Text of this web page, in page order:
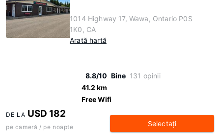
1014 Highway 17, Wawa, Ontario P0S
1K0, CA
Arată hartă
8.8/10 Bine 131 opinii
41.2 km
Free Wifi
DE LA USD 182
pe cameră / pe noapte Selectaţi